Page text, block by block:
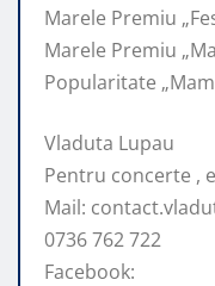
Marele Premiu
Marele Premiu
Popularitate
Vladuta Lupau
Pentru concerte ,
Mail:
0736 762 722
Facebook: